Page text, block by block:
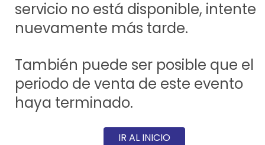
servicio no está disponible, intente
nuevamente más tarde.
También puede ser posible que el
periodo de venta de este evento
haya terminado.
IR AL INICIO